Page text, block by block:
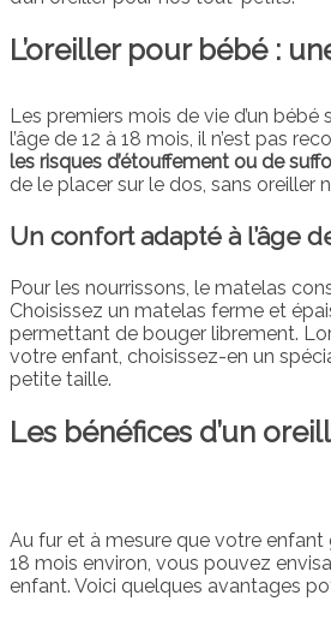
L’oreiller pour bébé :
Les premiers mois de vie d’un
l’âge de 12 à 18 mois, il n’est pas
les risques d’étouffement ou de
de le placer sur le dos, sans oreiller
Un confort adapté à l’âge
Pour les nourrissons, le matelas
Choisissez un matelas ferme et
permettant de bouger librement.
votre enfant, choisissez-en un
petite taille.
Les bénéfices d’un
Au fur et à mesure que votre enfant
18 mois environ, vous pouvez
enfant. Voici quelques avantages